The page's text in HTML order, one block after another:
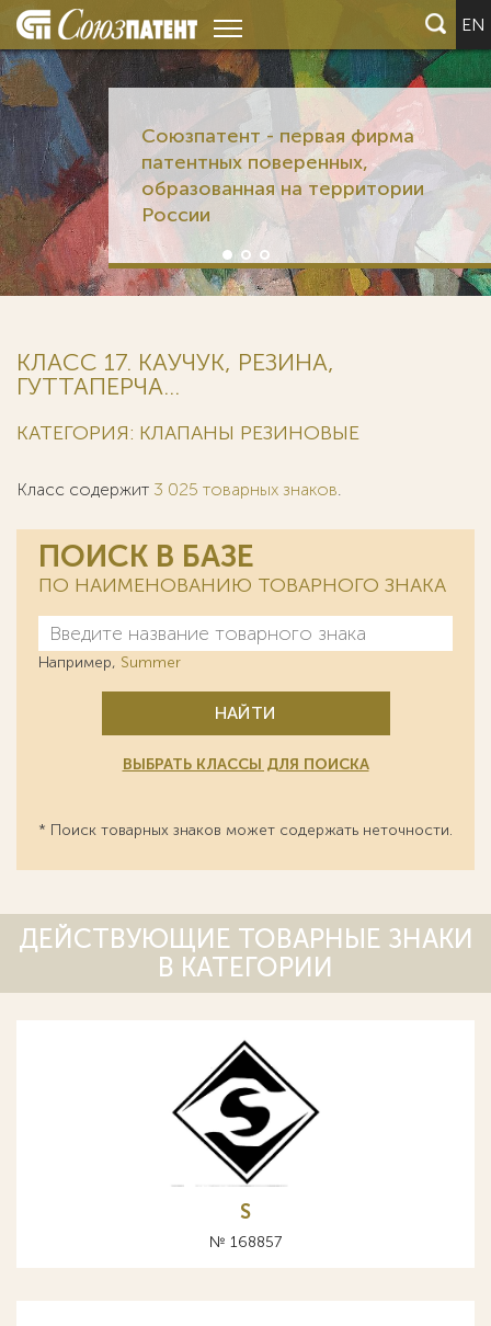
EN
Союзпатент - первая фирма
патентных поверенных,
образованная на территории
России
КЛАСС 17. КАУЧУК, РЕЗИНА,
ГУТТАПЕРЧА...
КАТЕГОРИЯ: КЛАПАНЫ РЕЗИНОВЫЕ
Класс содержит 3 025 товарных знаков.
ПОИСК В БАЗЕ
ПО НАИМЕНОВАНИЮ ТОВАРНОГО ЗНАКА
Например, Summer
НАЙТИ
ВЫБРАТЬ КЛАССЫ ДЛЯ ПОИСКА
* Поиск товарных знаков может содержать неточности.
ДЕЙСТВУЮЩИЕ ТОВАРНЫЕ ЗНАКИ
В КАТЕГОРИИ
S
№ 168857